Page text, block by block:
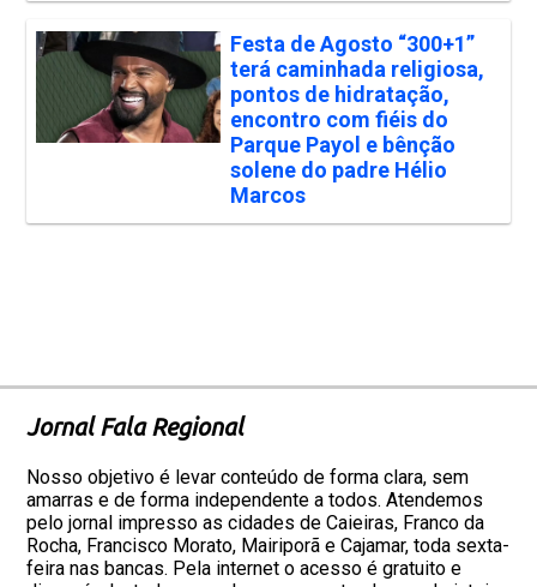
Festa de Agosto “300+1”
terá caminhada religiosa,
pontos de hidratação,
encontro com fiéis do
Parque Payol e bênção
solene do padre Hélio
Marcos
Jornal Fala Regional
Nosso objetivo é levar conteúdo de forma clara, sem
amarras e de forma independente a todos. Atendemos
pelo jornal impresso as cidades de Caieiras, Franco da
Rocha, Francisco Morato, Mairiporã e Cajamar, toda sexta-
feira nas bancas. Pela internet o acesso é gratuito e